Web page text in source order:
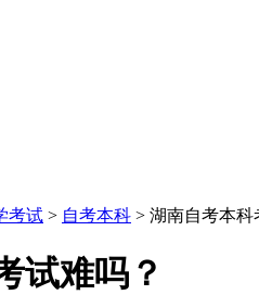
考试 > 自考本科 > 湖南自考本科
试难吗？